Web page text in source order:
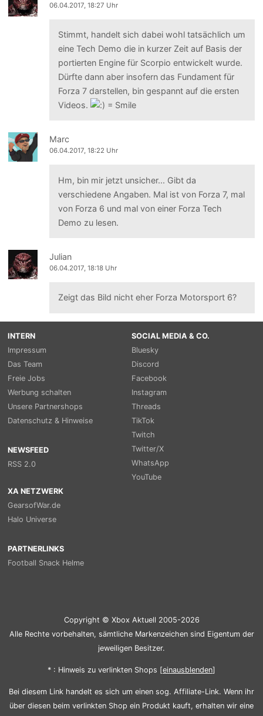
06.04.2017, 18:27 Uhr
Stimmt, handelt sich dabei wohl tatsächlich um
eine Tech Demo die in kurzer Zeit auf Basis der
portierten Engine für Scorpio entwickelt wurde.
Dürfte dann aber insofern das Fundament für
Forza 7 darstellen, bin gespannt auf die ersten
Videos.
Marc
06.04.2017, 18:22 Uhr
Hm, bin mir jetzt unsicher... Gibt da
verschiedene Angaben. Mal ist von Forza 7, mal
von Forza 6 und mal von einer Forza Tech
Demo zu lesen.
Julian
06.04.2017, 18:18 Uhr
Zeigt das Bild nicht eher Forza Motorsport 6?
INTERN
Impressum
Das Team
Freie Jobs
Werbung schalten
Unsere Partnershops
Datenschutz & Hinweise
NEWSFEED
RSS 2.0
SOCIAL MEDIA & CO.
Bluesky
Discord
Facebook
Instagram
Threads
TikTok
Twitch
Twitter/X
WhatsApp
YouTube
XA NETZWERK
GearsofWar.de
Halo Universe
PARTNERLINKS
Football Snack Helme
Copyright © Xbox Aktuell 2005-2026
Alle Rechte vorbehalten, sämtliche Markenzeichen sind Eigentum der
jeweiligen Besitzer.
* : Hinweis zu verlinkten Shops [einausblenden]
Bei diesem Link handelt es sich um einen sog. Affiliate-Link. Wenn ihr
über diesen beim verlinkten Shop ein Produkt kauft, erhalten wir eine